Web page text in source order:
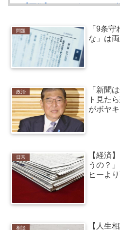
【画像】ヨッメがエアコンに
日本酒とかいう美味すぎる酒
ンル – New World Antenna
コメリとかいうホームセンタ
バイク乗りワイ、バイク降り
TOKIO～光を求めて～ 二
Z NEW! (8/6 14:05)
【国際】韓国在住の日本人
イブ配信中に自殺 / まとめるZ
猫の集会が見たいです・・・
Z NEW! (8/6 14:04)
【阪神】暗黒期を知らない
期しか知らない現代のファン
とめアンテナ！ NEW! (8/6 11:47)
後藤真希(15)に告白されたら
めアンテナ！ NEW!
【プロ野球】強すぎるソフト
ーグファンが語る毎年のペナン
【悲報】お弁当屋さん、消費
問題
「9条
な」は
政治
「新聞
ト見た
がボヤキ
日常
【経済
うの？
ヒーよ
相談 【人生